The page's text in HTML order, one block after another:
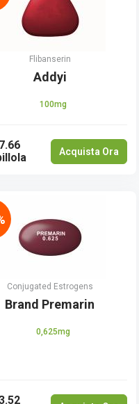
Flibanserin
Addyi
100mg
Acquista Ora
Conjugated Estrogens
Brand Premarin
0,625mg